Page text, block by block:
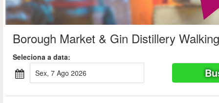
Borough Market & Gin Distillery
Seleciona a data:
Sex, 7 Ago 2026